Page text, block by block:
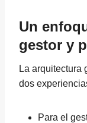
Un
gestor y
La arquitectura
dos
Para el